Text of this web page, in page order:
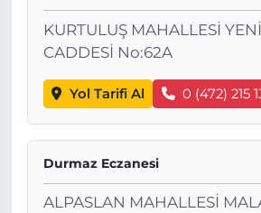
KURTULUŞ MAHALLESİ
CADDESİ No:62A
Yol Tarifi Al 0 (472) 215
Durmaz Eczanesi
ALPASLAN MAHALLESİ